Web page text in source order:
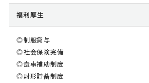
福利厚生
◎制服貸与
◎社会保険完備
◎食事補助制度
◎財形貯蓄制度